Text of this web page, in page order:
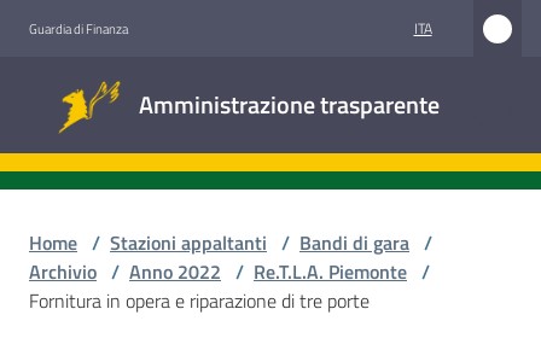
Guardia di Finanza ITA
Amministrazione trasparente
trasparente
Home / Stazioni appaltanti / Bandi di gara /
Archivio / Anno 2022 / Re.T.L.A. Piemonte /
Fornitura in opera e riparazione di tre porte